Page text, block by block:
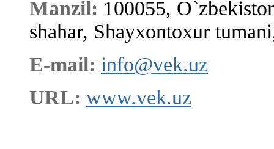
Manzil: 100055,
shahar, Shayxontoxur
E-mail: info@vek.uz
URL: www.vek.uz